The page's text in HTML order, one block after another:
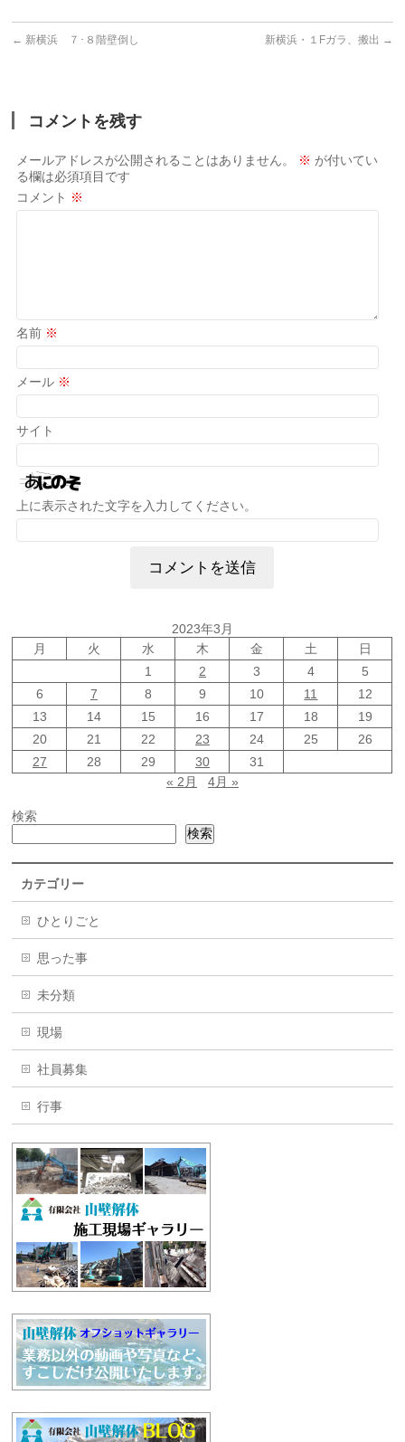
← 新横浜 ７･８階壁倒し 新横浜・１Fガラ、搬出 →
コメントを残す
メールアドレスが公開されることはありません。 ※ が付いてい
る欄は必須項目です
コメント ※
名前 ※
メール ※
サイト
上に表示された文字を入力してください。
2023年3月
月
火 水 木 金 土
日
1
2 3 4
5
6
7 8 9 10 11
12
13
14 15 16 17 18
19
20
21 22 23 24 25
26
27
28 29 30
31
« 2月
4月 »
検索
検索
カテゴリー
ひとりごと
思った事
未分類
現場
社員募集
行事